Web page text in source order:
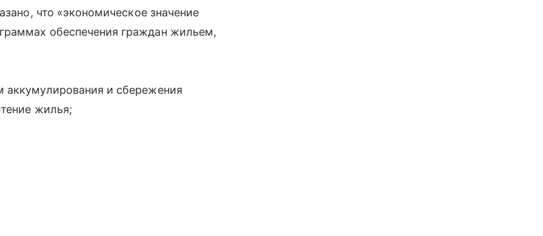
что «экономическое значение
обеспечения граждан жильем,
и сбережения
жилья;